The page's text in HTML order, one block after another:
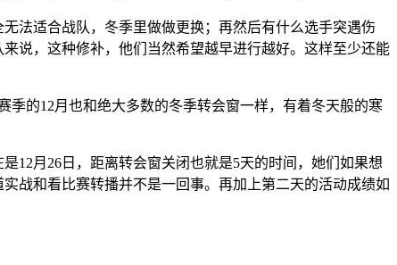
法适合战队，冬季里做做更换；再然后有什么选手突遇伤
说，这种修补，他们当然希望越早进行越好。这样至少还能
的12月也和绝大多数的冬季转会窗一样，有着冬天般的寒
12月26日，距离转会窗关闭也就是5天的时间，她们如果想
战和看比赛转播并不是一回事。再加上第二天的活动成绩如